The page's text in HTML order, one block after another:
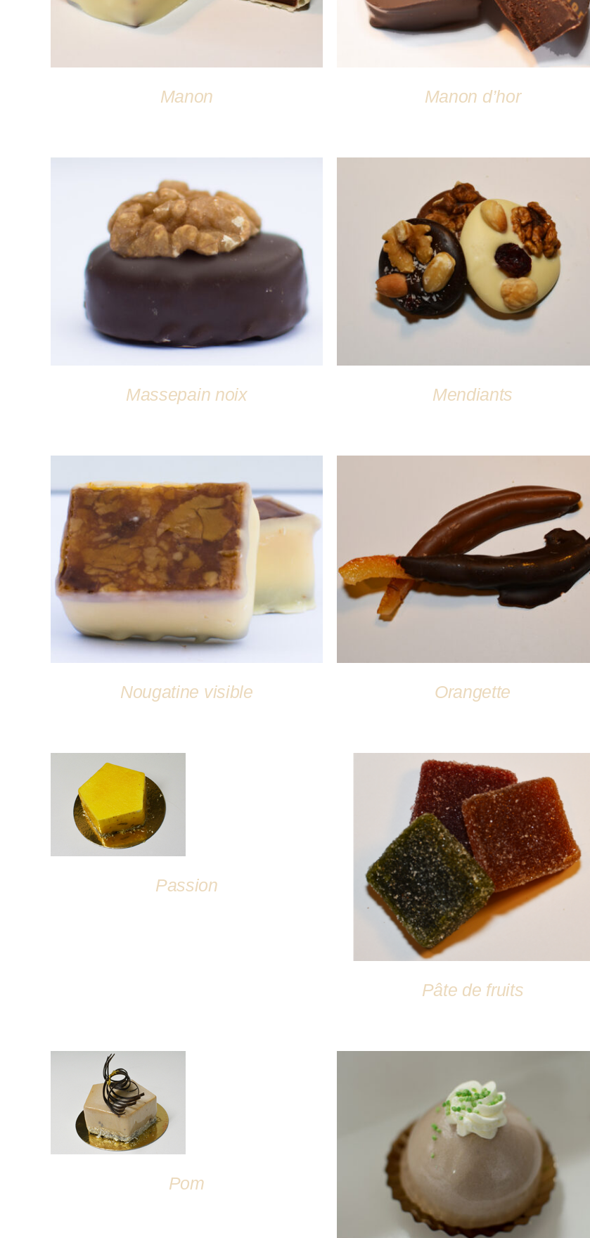
Manon Manon d’hor
DÉTAILS
Massepain noix
DÉTAILS
Mendiants
DÉTAILS
Nougatine visible
DÉTAILS
Orangette
DÉTAILS
Passion
DÉTAILS
Pâte de fruits
DÉTAILS
Pom